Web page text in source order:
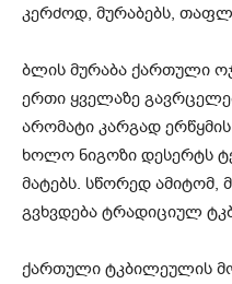
კერძოდ, მურაბებს,
ბლის მურაბა ქართული
ერთი ყველაზე
არომატი კარგად
ხოლო ნიგოზი დესერტს
მატებს. სწორედ ამიტომ,
გვხვდება ტრადიციულ
ქართული ტკბილეულის